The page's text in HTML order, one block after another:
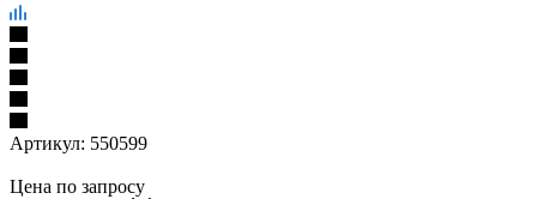
Артикул: 550599
Цена по запросу